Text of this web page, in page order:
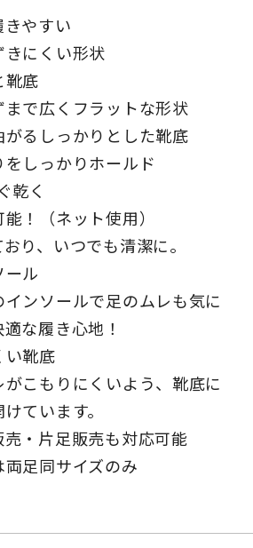
やすい
にくい形状
底
で広くフラットな形状
るしっかりとした靴底
しっかりホールド
乾く
！（ネット使用）
り、いつでも清潔に。
ル
ンソールで足のムレも気に
な履き心地！
靴底
こもりにくいよう、靴底に
ています。
・片足販売も対応可能
足同サイズのみ